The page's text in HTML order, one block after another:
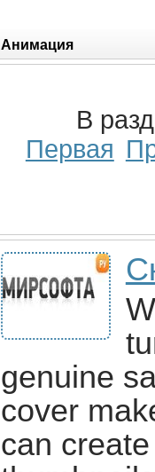
Анимация
В
Первая
genuine
cover
can